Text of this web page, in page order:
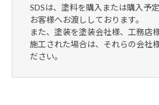
SDSは、塗料を購入または購入予
お客様へお渡ししております。
また、塗装を塗装会社様、工務店
施工された場合は、それらの会社
ださい。